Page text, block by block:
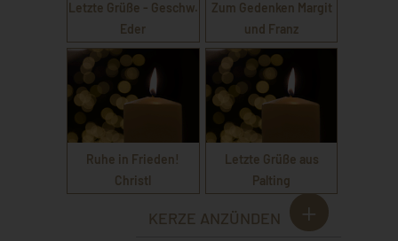
Letzte Grüße - Geschw.
Eder
Zum Gedenken Margit
und Franz
Ruhe in Frieden!
Christl
Letzte Grüße aus
Palting
KERZE ANZÜNDEN